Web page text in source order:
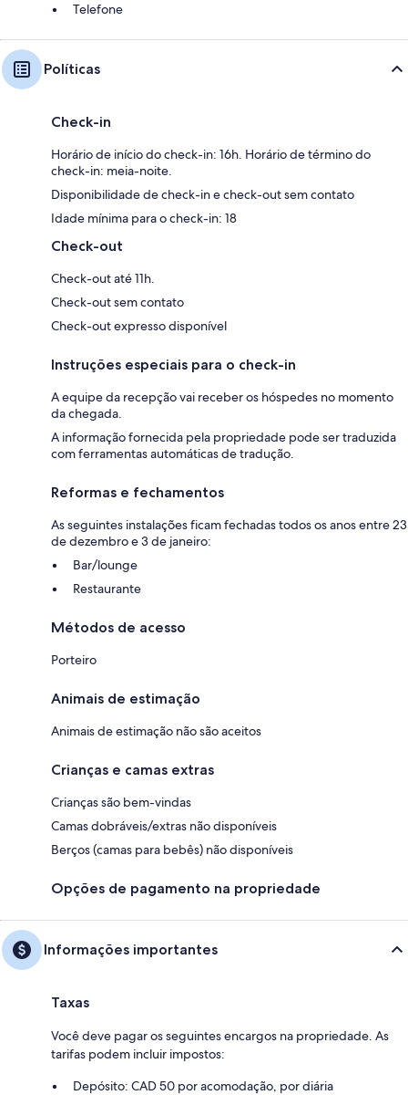
Telefone
Políticas
Check-in
Horário de início do check-in: 16h. Horário de término do
check-in: meia-noite.
Disponibilidade de check-in e check-out sem contato
Idade mínima para o check-in: 18
Check-out
Check-out até 11h.
Check-out sem contato
Check-out expresso disponível
Instruções especiais para o check-in
A equipe da recepção vai receber os hóspedes no momento
da chegada.
A informação fornecida pela propriedade pode ser traduzida
com ferramentas automáticas de tradução.
Reformas e fechamentos
As seguintes instalações ficam fechadas todos os anos entre 23
de dezembro e 3 de janeiro:
Bar/lounge
Restaurante
Métodos de acesso
Porteiro
Animais de estimação
Animais de estimação não são aceitos
Crianças e camas extras
Crianças são bem-vindas
Camas dobráveis/extras não disponíveis
Berços (camas para bebês) não disponíveis
Opções de pagamento na propriedade
Informações importantes
Taxas
Você deve pagar os seguintes encargos na propriedade. As
tarifas podem incluir impostos:
Depósito: CAD 50 por acomodação, por diária